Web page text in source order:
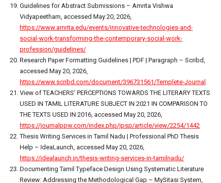
Guidelines for Abstract Submissions – Amrita Vishwa
Vidyapeetham, accessed May 20, 2026,
https://www.amrita.edu/events/innovative-technologies-and-
social-work-transforming-the-contemporary-social-work-
profession/guidelines/
Research Paper Formatting Guidelines | PDF | Paragraph – Scribd,
accessed May 20, 2026,
https://www.scribd.com/document/396731561/Templete-Journal
View of TEACHERS’ PERCEPTIONS TOWARDS THE LITERARY TEXTS
USED IN TAMIL LITERATURE SUBJECT IN 2021 IN COMPARISON TO
THE TEXTS USED IN 2016, accessed May 20, 2026,
https://journalppw.com/index.php/jpsp/article/view/2254/1442
Thesis Writing Services in Tamil Nadu | Professional PhD Thesis
Help – IdeaLaunch, accessed May 20, 2026,
https://idealaunch.in/thesis-writing-services-in-tamilnadu/
Documenting Tamil Typeface Design Using Systematic Literature
Review: Addressing the Methodological Gap – MySitasi System,